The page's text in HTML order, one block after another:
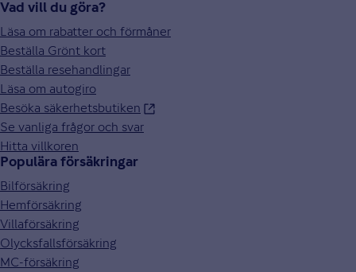
Vad vill du göra?
Läsa om rabatter och förmåner
Beställa Grönt kort
Beställa resehandlingar
Läsa om autogiro
Besöka säkerhetsbutiken
Se vanliga frågor och svar
Hitta villkoren
Populära försäkringar
Bilförsäkring
Hemförsäkring
Villaförsäkring
Olycksfallsförsäkring
MC-försäkring